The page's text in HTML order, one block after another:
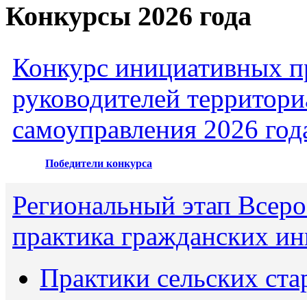
Конкурсы 2026 года
Конкурс инициативных
руководителей
самоуправления 2026
Победители конкурса
Региональный этап
практика гражданских
Практики сельских